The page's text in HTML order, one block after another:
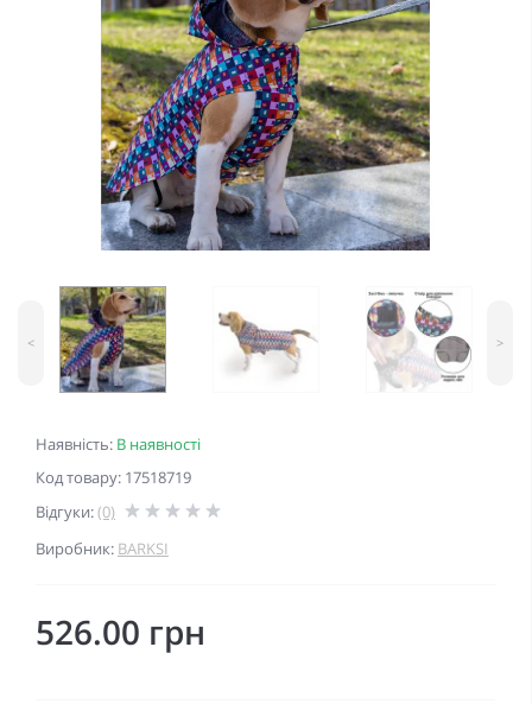
Наявність: В наявності
Код товару: 17518719
Відгуки:(0)
Виробник: BARKSI
< >
526.00 грн